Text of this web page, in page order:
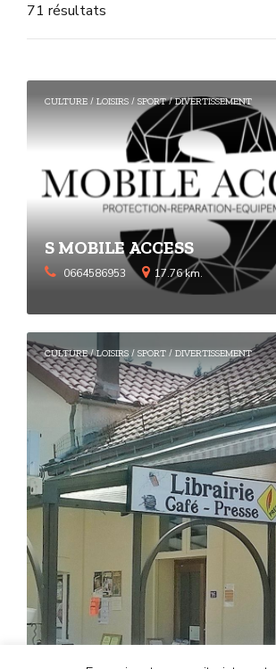
71 résultats
CULTURE / LOISIRS / SPORT / DIVERTISSEMENT
S MOBILE ACCESS
0664586953 17.76 km.
CULTURE / LOISIRS / SPORT / DIVERTISSEMENT